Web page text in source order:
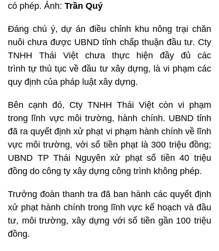
có phép. Ảnh: Trần Quý
Đáng chú ý, dự án điều chỉnh khu nông trại chăn
nuôi chưa được UBND tỉnh chấp thuận đầu tư. Cty
TNHH Thái Việt chưa thực hiện đầy đủ các
trình tự thủ tục về đầu tư xây dựng, là vi phạm các
quy định của pháp luật xây dựng.
Bên cạnh đó, Cty TNHH Thái Việt còn vi phạm
trong lĩnh vực môi trường, hành chính. UBND tỉnh
đã ra quyết định xử phạt vi phạm hành chính về lĩnh
vực môi trường, với số tiền phạt là 300 triệu đồng;
UBND TP Thái Nguyên xử phạt số tiền 40 triệu
đồng do công ty xây dựng công trình không phép.
Trưởng đoàn thanh tra đã ban hành các quyết định
xử phạt hành chính trong lĩnh vực kế hoạch và đầu
tư, môi trường, xây dựng với số tiền gần 100 triệu
đồng.